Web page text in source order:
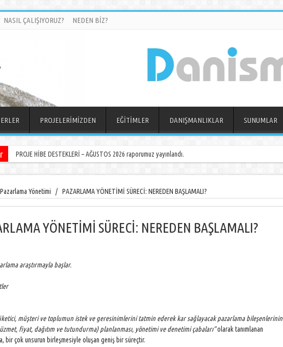
NASIL ÇALIŞIYORUZ? NEDEN BİZ?
PROJELERİMİZDEN EĞİTİMLER DANIŞMANLIKLAR SUNUMLAR
DÜNYA ÜLKELERİNDE NELER OLUYOR ? SAYI 11 (OCAK-MAYIS 2026) adlı raporumuz yayınlandı.
PROJE HİBE DESTEKLERİ – AĞUSTOS 2026 raporumuz yayınlandı.
Pazarlama Yönetimi / PAZARLAMA YÖNETİMİ SÜRECİ: NEREDEN BAŞLAMALI?
YÖNETİMİ SÜRECİ: NEREDEN BAŞLAMALI?
araştırmayla başlar.
müşteri ve toplumun istek ve geresinimlerini tatmin ederek kar sağlayacak pazarlama bileşenlerinin
fiyat, dağıtım ve tutundurma) planlanması, yönetimi ve denetimi çabaları”olarak tanımlanan
bir çok unsurun birleşmesiyle oluşan geniş bir süreçtir.